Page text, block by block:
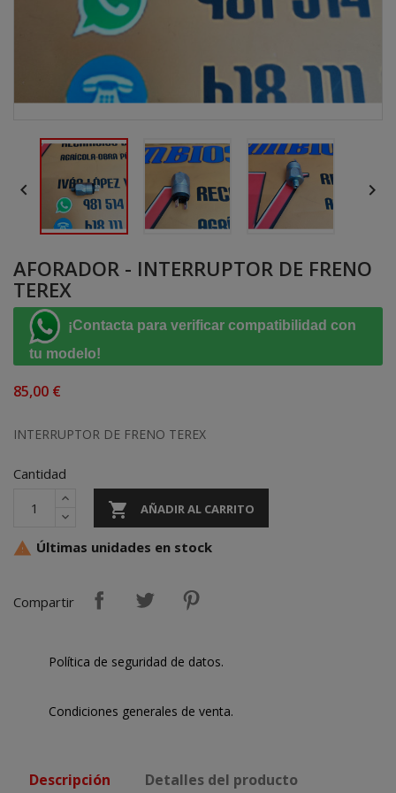
 
AFORADOR - INTERRUPTOR DE FRENO
TEREX
¡Contacta para verificar compatibilidad con
tu modelo!
85,00 €
INTERRUPTOR DE FRENO TEREX
Cantidad
 AÑADIR AL CARRITO
 Últimas unidades en stock
Compartir
Política de seguridad de datos.
Condiciones generales de venta.
Descripción Detalles del producto